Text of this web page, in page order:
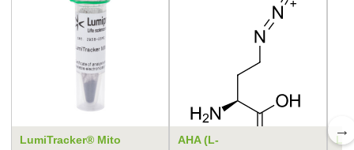
LumiTracker® Mito
AHA (L-
→